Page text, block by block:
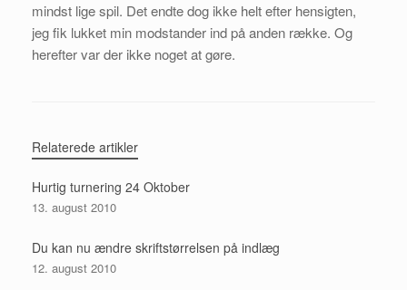
mindst lige spil. Det endte dog ikke helt efter hensigten,
jeg fik lukket min modstander ind på anden række. Og
herefter var der ikke noget at gøre.
Relaterede artikler
Hurtig turnering 24 Oktober
13. august 2010
Du kan nu ændre skriftstørrelsen på indlæg
12. august 2010